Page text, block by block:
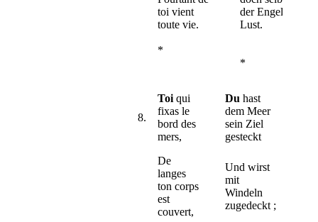
toi vient
toute vie.
*
der Engel
Lust.
*
8.
Toiqui
fixas le
bord des
mers,
Du hast
dem Meer
sein Ziel
gesteckt
De
langes
ton corps
est
couvert,
Und wirst
mit
Windeln
zugedeckt ;